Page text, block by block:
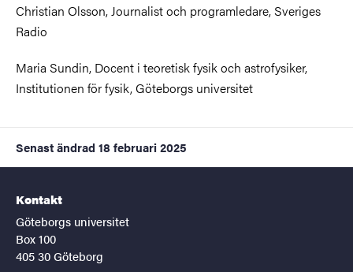
Christian Olsson, Journalist och programledare, Sveriges
Radio
Maria Sundin, Docent i teoretisk fysik och astrofysiker,
Institutionen för fysik, Göteborgs universitet
Senast ändrad 18 februari 2025
Kontakt
Göteborgs universitet
Box 100
405 30 Göteborg